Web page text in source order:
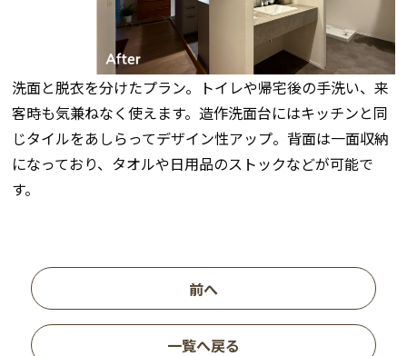
洗面と脱衣を分けたプラン。トイレや帰宅後の手洗い、来
客時も気兼ねなく使えます。造作洗面台にはキッチンと同
じタイルをあしらってデザイン性アップ。背面は一面収納
になっており、タオルや日用品のストックなどが可能で
す。
前へ
一覧へ戻る